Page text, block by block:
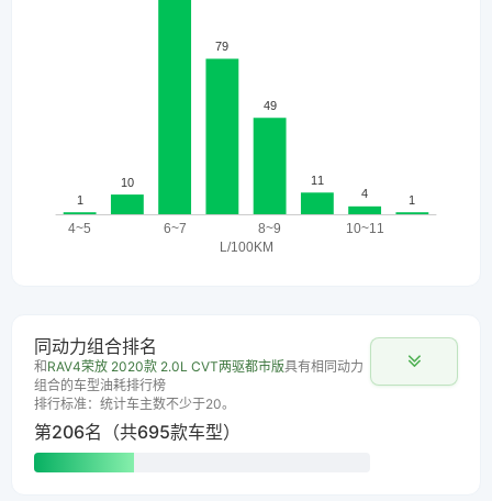
同动力组合排名
和 RAV4荣放 2020款 2.0L CVT两驱都市版具有相同动力
组合的车型油耗排行榜
排行标准：统计车主数不少于20。
第206名（共695款车型）